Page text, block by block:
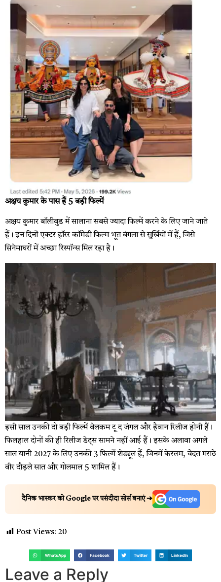
अक्षय कुमार के पास हैं 5 बड़ी फिल्में
अक्षय कुमार बॉलीवुड में सालाना सबसे ज्यादा फिल्में करने के लिए जाने जाते
हैं। इन दिनों एक्टर हॉरर कॉमेडी फिल्म भूत बंगला से सुर्खियों में हैं, जिसे
सिनेमाघरों में अच्छा रिस्पॉन्स मिल रहा है।
इसी साल उनकी दो बड़ी फिल्में वेलकम टू द जंगल और हैवान रिलीज होनी हैं।
फिलहाल दोनों की ही रिलीज डेट्स सामने नहीं आई हैं। इसके अलावा अगले
साल यानी 2027 के लिए उनकी 3 फिल्में शेड्यूल हैं, जिनमें केरलम, वेदत मराठे
वीर दौड़ले सात और गोलमाल 5 शामिल हैं।
दैनिक भास्कर को Google पर पसंदीदा सोर्स बनाएं ➔
Post Views: 20
WhatsApp Facebook Twitter LinkedIn
Leave a Reply